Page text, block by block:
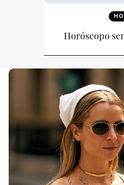
Horóscopo